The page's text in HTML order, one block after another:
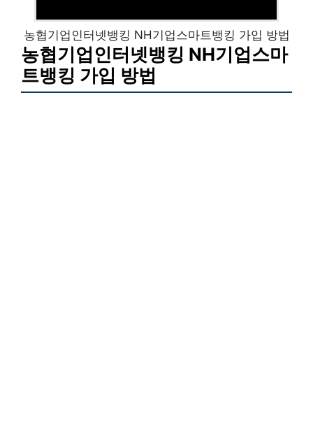
농협기업인터넷뱅킹 NH기업스마트뱅킹 가입 방법
농협기업인터넷뱅킹 NH기업스마
트뱅킹 가입 방법